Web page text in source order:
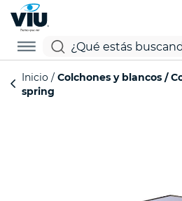
Inicio Colchones y blancos
spring